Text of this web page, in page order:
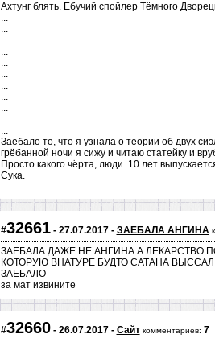
Ахтунг блять. Ебучий спойлер Тёмного
...
...
...
...
...
...
...
...
...
...
...
Заебало то, что я узнала о теории об двух
грёбанной ночи я сижу и читаю статейку и
Просто какого чёрта, люди. 10 лет
Сука.
#32661- 27.07.2017 - ЗАЕБАЛА АНГИНА
ЗАЕБАЛА ДАЖЕ НЕ АНГИНА А ЛЕКАРСТВО
КОТОРУЮ ВНАТУРЕ БУДТО САТАНА
ЗАЕБАЛО
за мат извините
#32660- 26.07.2017 - Сайт комментариев: 7